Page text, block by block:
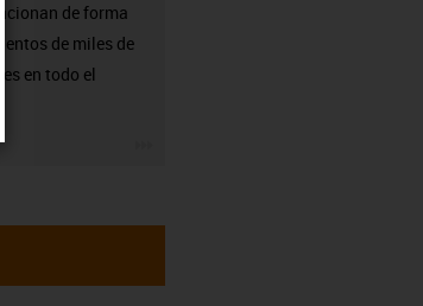
de forma
de miles de
en todo el